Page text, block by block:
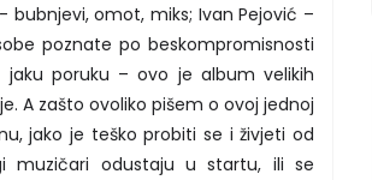
bubnjevi, omot, miks; Ivan Pejović –
poznate po beskompromisnosti
poruku – ovo je album velikih
A zašto ovoliko pišem o ovoj jednoj
jako je teško probiti se i živjeti od
muzičari odustaju u startu, ili se